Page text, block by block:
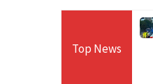
Top News
nei vicoli: denunciati un
con hashish e